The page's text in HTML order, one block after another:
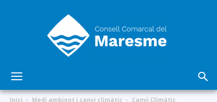
Inici Medi ambient i canvi climàtic Canvi Climàtic